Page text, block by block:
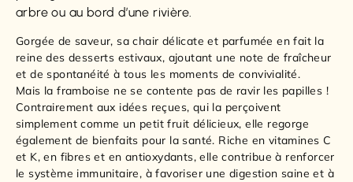
arbre ou au bord d’une rivière.
Gorgée de saveur, sa chair délicate et parfumée en fait la
reine des desserts estivaux, ajoutant une note de fraîcheur
et de spontanéité à tous les moments de convivialité.
Mais la framboise ne se contente pas de ravir les papilles !
Contrairement aux idées reçues, qui la perçoivent
simplement comme un petit fruit délicieux, elle regorge
également de bienfaits pour la santé. Riche en vitamines C
et K, en fibres et en antioxydants, elle contribue à renforcer
le système immunitaire, à favoriser une digestion saine et à